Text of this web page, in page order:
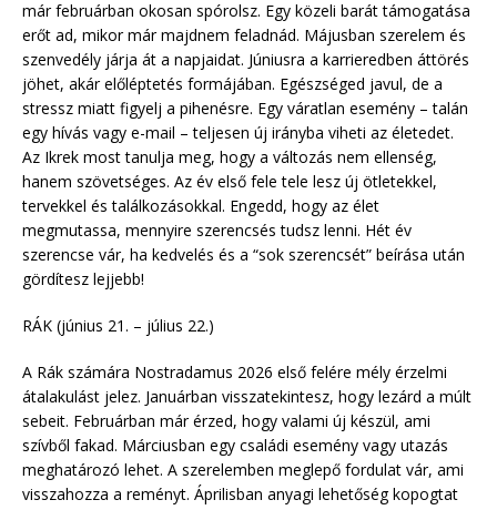
már februárban okosan spórolsz. Egy közeli barát támogatása
erőt ad, mikor már majdnem feladnád. Májusban szerelem és
szenvedély járja át a napjaidat. Júniusra a karrieredben áttörés
jöhet, akár előléptetés formájában. Egészséged javul, de a
stressz miatt figyelj a pihenésre. Egy váratlan esemény – talán
egy hívás vagy e-mail – teljesen új irányba viheti az életedet.
Az Ikrek most tanulja meg, hogy a változás nem ellenség,
hanem szövetséges. Az év első fele tele lesz új ötletekkel,
tervekkel és találkozásokkal. Engedd, hogy az élet
megmutassa, mennyire szerencsés tudsz lenni. Hét év
szerencse vár, ha kedvelés és a “sok szerencsét” beírása után
gördítesz lejjebb!
RÁK (június 21. – július 22.)
A Rák számára Nostradamus 2026 első felére mély érzelmi
átalakulást jelez. Januárban visszatekintesz, hogy lezárd a múlt
sebeit. Februárban már érzed, hogy valami új készül, ami
szívből fakad. Márciusban egy családi esemény vagy utazás
meghatározó lehet. A szerelemben meglepő fordulat vár, ami
visszahozza a reményt. Áprilisban anyagi lehetőség kopogtat